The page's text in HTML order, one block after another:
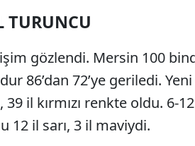
TURUNCU
gözlendi. Mersin 100
86’dan 72’ye geriledi.
il kırmızı renkte oldu. 6-
12 il sarı, 3 il maviydi.